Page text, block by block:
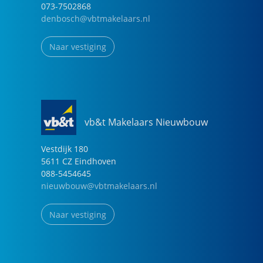
073-7502868
denbosch@vbtmakelaars.nl
Naar vestiging
vb&t Makelaars Nieuwbouw
Vestdijk 180
5611 CZ Eindhoven
088-5454645
nieuwbouw@vbtmakelaars.nl
Naar vestiging